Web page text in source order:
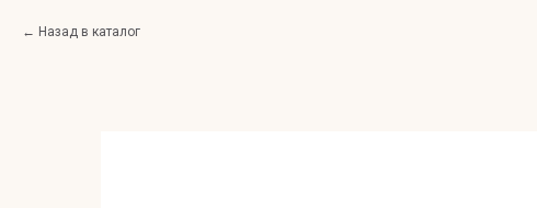
Назад в каталог